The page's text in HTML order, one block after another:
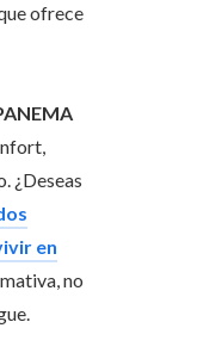
ofrece
¿Deseas
en
no